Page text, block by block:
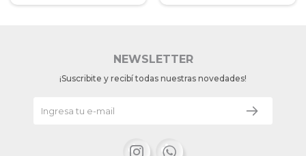
NEWSLETTER
¡Suscribite y recibí todas nuestras novedades!
 